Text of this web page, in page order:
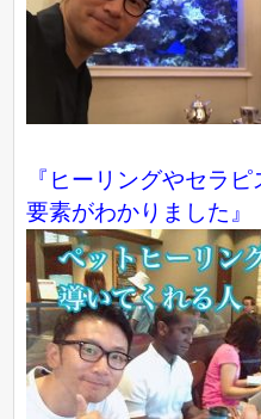
『ヒーリングやセラ
要素がわかりました』